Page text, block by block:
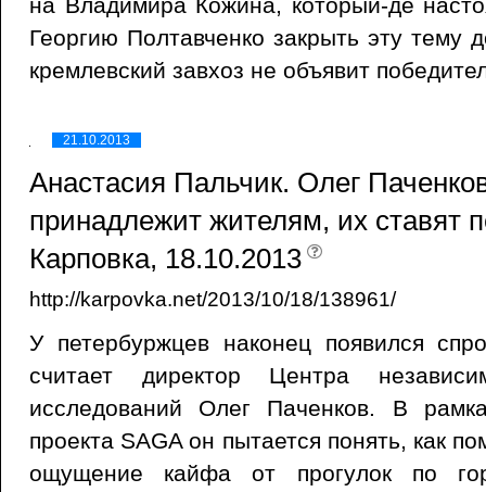
Георгию Полтавченко закрыть эту тему
кремлевский завхоз не объявит
21.10.2013
Анастасия Пальчик. Олег
принадлежит жителям, их ставят
Карповка, 18.10.2013
http://karpovka.net/2013/10/18/138961/
У петербуржцев наконец появился
считает директор Центра
исследований Олег Паченков. В
проекта SAGA он пытается понять, как
ощущение кайфа от прогулок по